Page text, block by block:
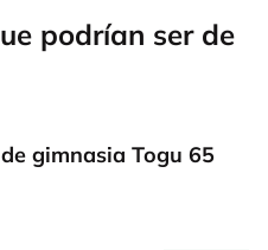
podrían ser de
gimnasia Togu 65